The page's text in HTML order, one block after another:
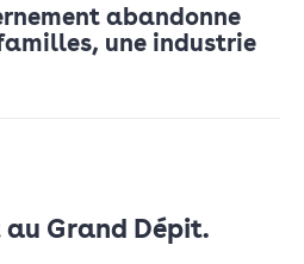
abandonne
une industrie
Grand Dépit.